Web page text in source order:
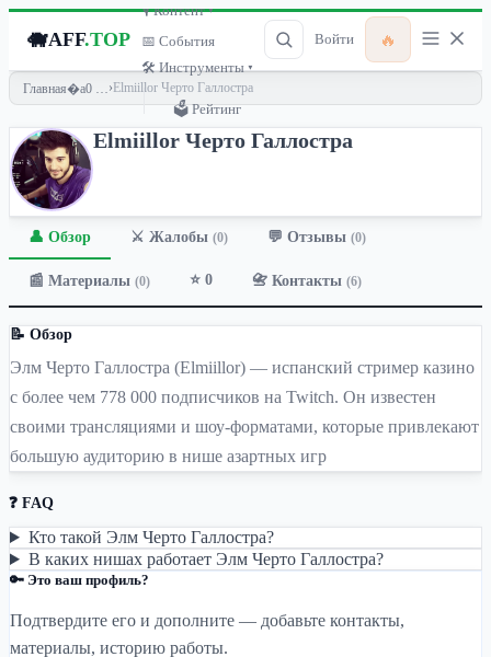
🐗AFF.TOP
🎙 Контент ▾
📅 События
🛠 Инструменты ▾
🗳 Рейтинг
Войти 🔥
Главная › Elmiillor Черто Галлостра
Elmiillor Черто Галлостра
👤 Обзор ⚔️ Жалобы (0) 💬 Отзывы (0)
📰 Материалы (0) ⭐ 0 📇 Контакты (6)
📝 Обзор
Элм Черто Галлостра (Elmiillor) — испанский стример казино
с более чем 778 000 подписчиков на Twitch. Он известен
своими трансляциями и шоу-форматами, которые привлекают
большую аудиторию в нише азартных игр
❓ FAQ
Кто такой Элм Черто Галлостра?
В каких нишах работает Элм Черто Галлостра?
🔑 Это ваш профиль?
Подтвердите его и дополните — добавьте контакты,
материалы, историю работы.